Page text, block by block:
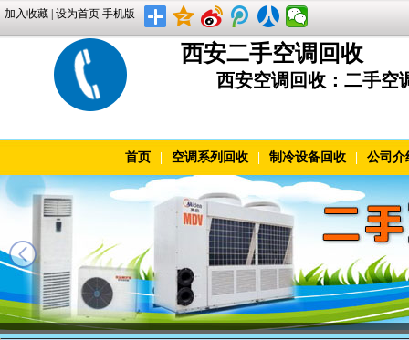
加入收藏 设为首页 手机版
西安二手空调回收
西安空调回收：二手空
首页 空调系列回收 制冷设备回收 公司介